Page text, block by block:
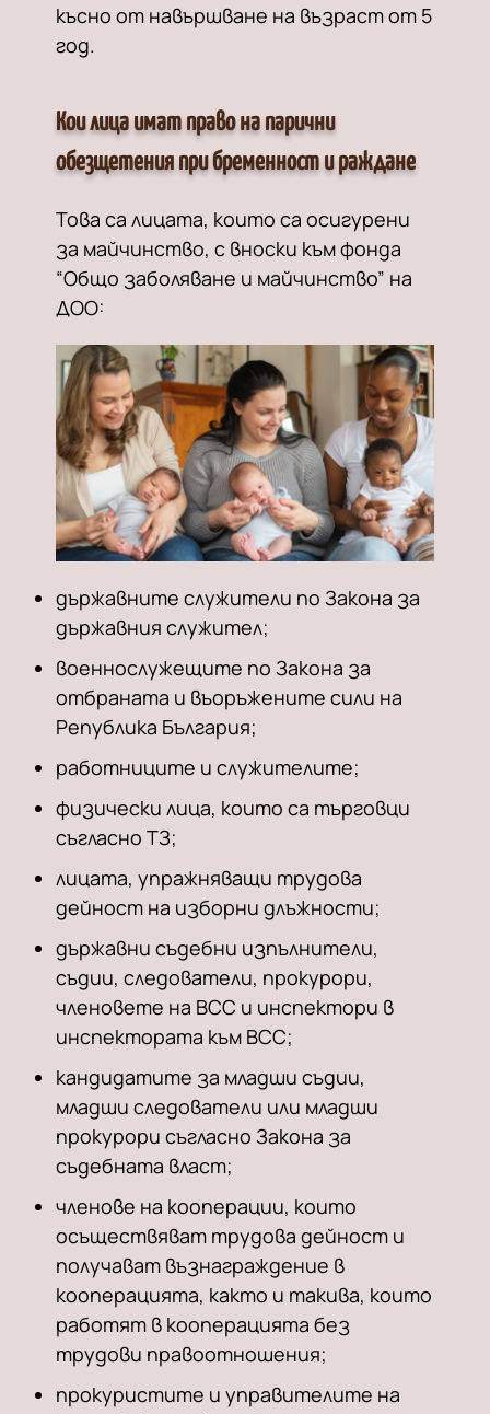
късно от навършване на възраст от 5
год.
Кои лица имат право на парични
обезщетения при бременност и раждане
Това са лицата, които са осигурени
за майчинство, с вноски към фонда
“Общо заболяване и майчинство” на
ДОО:
държавните служители по Закона за
държавния служител;
военнослужещите по Закона за
отбраната и въоръжените сили на
Република България;
работниците и служителите;
физически лица, които са търговци
съгласно ТЗ;
лицата, упражняващи трудова
дейност на изборни длъжности;
държавни съдебни изпълнители,
съдии, следователи, прокурори,
членовете на ВСС и инспектори в
инспектората към ВСС;
кандидатите за младши съдии,
младши следователи или младши
прокурори съгласно Закона за
съдебната власт;
членове на кооперации, които
осъществяват трудова дейност и
получават възнаграждение в
кооперацията, както и такива, които
работят в кооперацията без
трудови правоотношения;
прокуристите и управителите на